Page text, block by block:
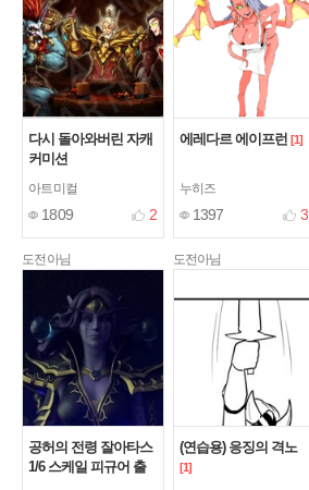
다시 돌아와버린 자캐
커미션
아트미컬
1809 2
에레다르 에이프런 [1]
누히즈
1397 3
도전아님
공허의 전령 잘아타스
1/6 스케일 피규어 출
도전아님
(연습용) 응징의 격노
[1]